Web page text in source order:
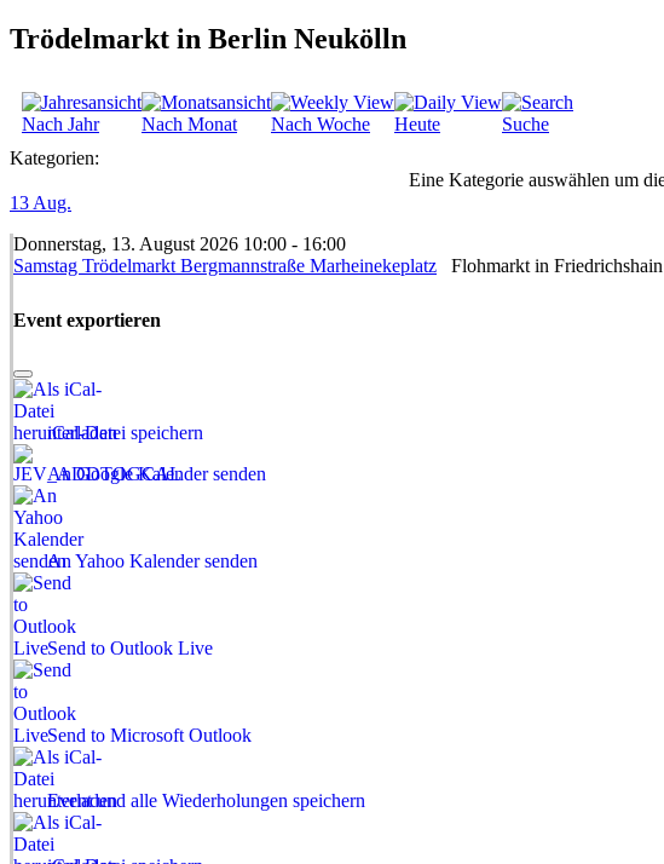
Trödelmarkt in Berlin Neukölln
Nach Jahr Nach Monat Nach Woche Heute
Suche
Kategorien:
Eine Kategorie auswählen um
13 Aug.
Donnerstag, 13. August 2026 10:00 - 16:00
Samstag Trödelmarkt Bergmannstraße Marheinekeplatz Flohmarkt in
Event exportieren
iCal-Datei speichern
An Google Kalender senden
An Yahoo Kalender senden
Send to Outlook Live
Send to Microsoft Outlook
Event und alle Wiederholungen speichern